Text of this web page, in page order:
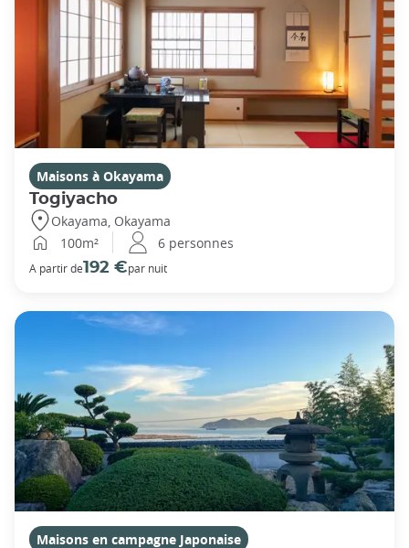
Maisons à Okayama
Togiyacho
Okayama, Okayama
100m²
6 personnes
A partir de192 €par nuit
Maisons en campagne Japonaise